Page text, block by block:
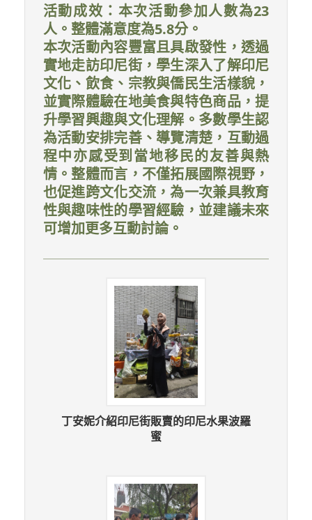
活動成效：本次活動參加人數為23
人。整體滿意度為5.8分。
本次活動內容豐富且具啟發性，透過
實地走訪印尼街，學生深入了解印尼
文化、飲食、宗教與僑民生活樣貌，
並實際體驗在地美食與特色商品，提
升學習興趣與文化理解。多數學生認
為活動安排完善、導覽清楚，互動過
程中亦感受到當地移民的友善與熱
情。整體而言，不僅拓展國際視野，
也促進跨文化交流，為一次兼具教育
性與趣味性的學習經驗，並建議未來
可增加更多互動討論。
丁安妮介紹印尼街販賣的印尼水果波羅
蜜